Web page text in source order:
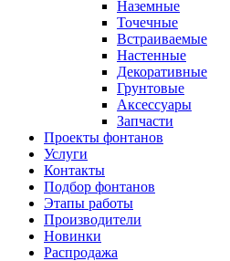
Наземные
Точечные
Встраиваемые
Настенные
Декоративные
Грунтовые
Аксессуары
Запчасти
Проекты фонтанов
Услуги
Контакты
Подбор фонтанов
Этапы работы
Производители
Новинки
Распродажа